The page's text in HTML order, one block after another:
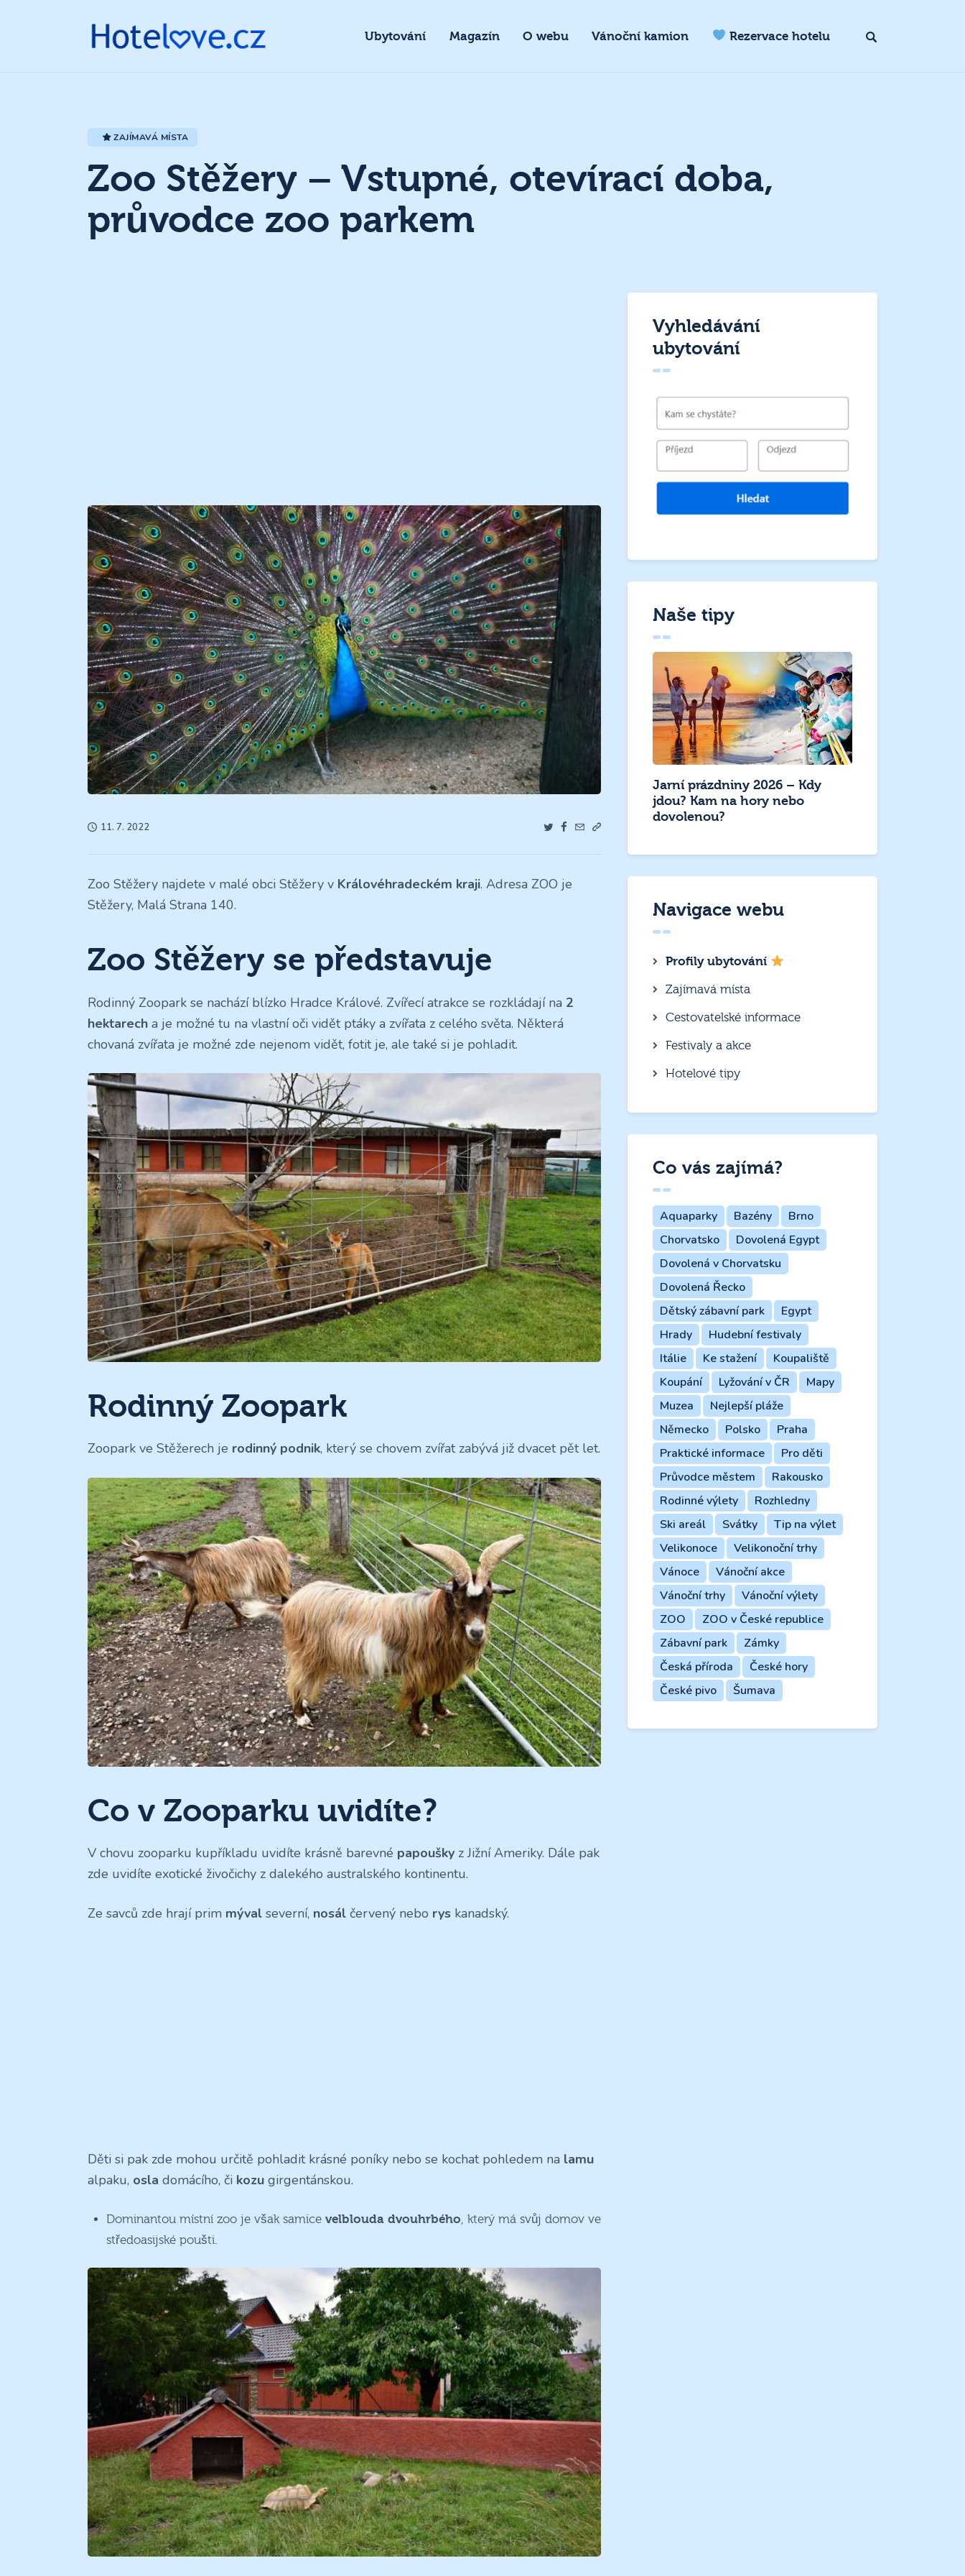
Ubytování Magazín O webu Vánoční kamion Rezervace hotelu
ZAJÍMAVÁ MÍSTA
Zoo Stěžery – Vstupné, otevírací doba,
průvodce zoo parkem
11. 7. 2022
Zoo Stěžery najdete v malé obci Stěžery v Královéhradeckém kraji. Adresa ZOO je
Stěžery, Malá Strana 140.
Zoo Stěžery se představuje
Rodinný Zoopark se nachází blízko Hradce Králové. Zvířecí atrakce se rozkládají na 2
hektarech a je možné tu na vlastní oči vidět ptáky a zvířata z celého světa. Některá
chovaná zvířata je možné zde nejenom vidět, fotit je, ale také si je pohladit.
Rodinný Zoopark
Zoopark ve Stěžerech je rodinný podnik, který se chovem zvířat zabývá již dvacet pět let.
Co v Zooparku uvidíte?
V chovu zooparku kupříkladu uvidíte krásně barevné papoušky z Jižní Ameriky. Dále pak
zde uvidíte exotické živočichy z dalekého australského kontinentu.
Ze savců zde hrají prim mýval severní, nosál červený nebo rys kanadský.
Děti si pak zde mohou určitě pohladit krásné poníky nebo se kochat pohledem na lamu
alpaku, osla domácího, či kozu girgentánskou.
Dominantou místní zoo je však samice velblouda dvouhrbého, který má svůj domov ve
středoasijské poušti.
Vyhledávání
ubytování
Naše tipy
Jarní prázdniny 2026 – Kdy
jdou? Kam na hory nebo
dovolenou?
Navigace webu
Profily ubytování
Zajímavá místa
Cestovatelské informace
Festivaly a akce
Hotelové tipy
Co vás zajímá?
Aquaparky Bazény
Brno
Chorvatsko
Dovolená Egypt
Dovolená v Chorvatsku
Dovolená Řecko
Dětský zábavní park
Egypt
Hrady
Hudební festivaly
Itálie
Ke stažení
Koupaliště
Koupání
Lyžování v ČR
Mapy
Muzea
Nejlepší pláže
Německo
Polsko
Praha
Praktické informace
Pro děti
Průvodce městem
Rakousko
Rodinné výlety
Rozhledny
Ski areál
Svátky
Tip na výlet
Velikonoce
Velikonoční trhy
Vánoce
Vánoční akce
Vánoční trhy
Vánoční výlety
ZOO
ZOO v České republice
Zábavní park
Zámky
Česká příroda
České hory
České pivo
Šumava